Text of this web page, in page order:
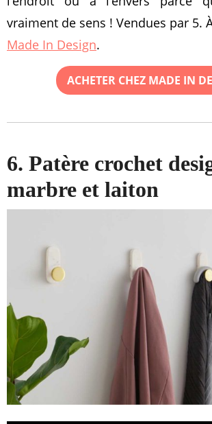
vraiment de sens ! Vendues par 5.
Made In Design.
ACHETER CHEZ MADE IN
6. Patère crochet
marbre et laiton